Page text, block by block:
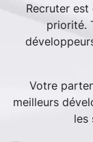
Recruter est
priorité.
Votre
meilleurs
les